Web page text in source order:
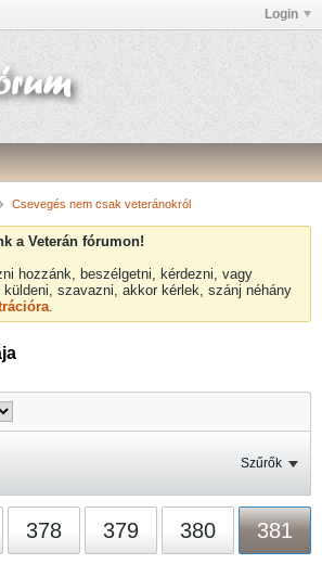
Login
Csevegés nem csak veteránokról
a Veterán fórumon!
hozzánk, beszélgetni, kérdezni, vagy
szavazni, akkor kérlek, szánj néhány
.
Szűrők
378 379 380 381